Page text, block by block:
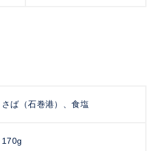
さば（石巻港）、食塩
170g